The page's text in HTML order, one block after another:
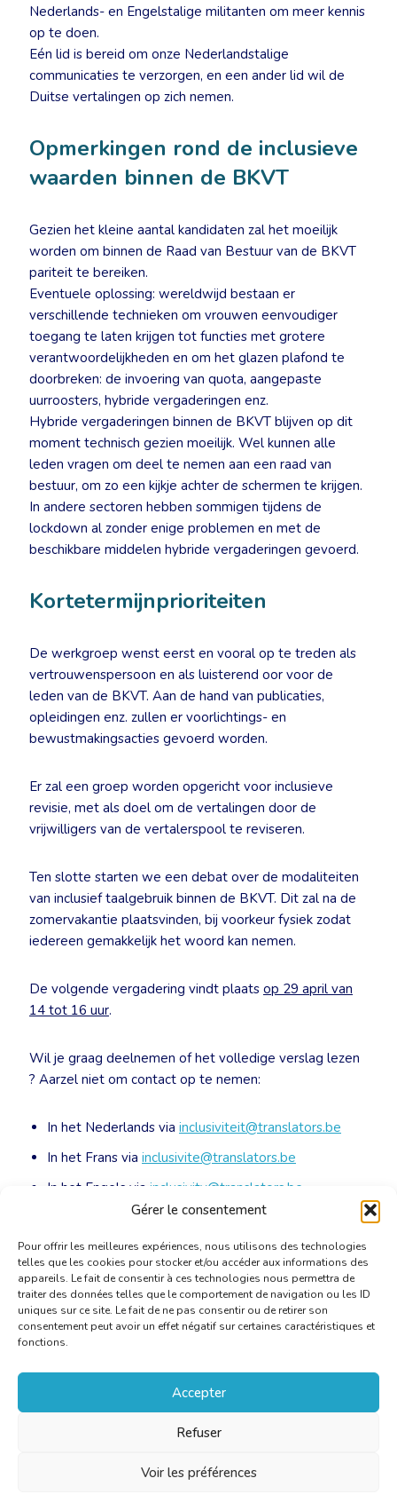
Gérer le consentement
Pour offrir les meilleures expériences, nous utilisons des technologies
telles que les cookies pour stocker et/ou accéder aux informations des
appareils. Le fait de consentir à ces technologies nous permettra de
traiter des données telles que le comportement de navigation ou les ID
uniques sur ce site. Le fait de ne pas consentir ou de retirer son
consentement peut avoir un effet négatif sur certaines caractéristiques et
fonctions.
Accepter
Refuser
Voir les préférences
Nederlands- en Engelstalige militanten om meer kennis
op te doen.
Eén lid is bereid om onze Nederlandstalige
communicaties te verzorgen, en een ander lid wil de
Duitse vertalingen op zich nemen.
Opmerkingen rond de inclusieve
waarden binnen de BKVT
Gezien het kleine aantal kandidaten zal het moeilijk
worden om binnen de Raad van Bestuur van de BKVT
pariteit te bereiken.
Eventuele oplossing: wereldwijd bestaan er
verschillende technieken om vrouwen eenvoudiger
toegang te laten krijgen tot functies met grotere
verantwoordelijkheden en om het glazen plafond te
doorbreken: de invoering van quota, aangepaste
uurroosters, hybride vergaderingen enz.
Hybride vergaderingen binnen de BKVT blijven op dit
moment technisch gezien moeilijk. Wel kunnen alle
leden vragen om deel te nemen aan een raad van
bestuur, om zo een kijkje achter de schermen te krijgen.
In andere sectoren hebben sommigen tijdens de
lockdown al zonder enige problemen en met de
beschikbare middelen hybride vergaderingen gevoerd.
Kortetermijnprioriteiten
De werkgroep wenst eerst en vooral op te treden als
vertrouwenspersoon en als luisterend oor voor de
leden van de BKVT. Aan de hand van publicaties,
opleidingen enz. zullen er voorlichtings- en
bewustmakingsacties gevoerd worden.
Er zal een groep worden opgericht voor inclusieve
revisie, met als doel om de vertalingen door de
vrijwilligers van de vertalerspool te reviseren.
Ten slotte starten we een debat over de modaliteiten
van inclusief taalgebruik binnen de BKVT. Dit zal na de
zomervakantie plaatsvinden, bij voorkeur fysiek zodat
iedereen gemakkelijk het woord kan nemen.
De volgende vergadering vindt plaats op 29 april van
14 tot 16 uur.
Wil je graag deelnemen of het volledige verslag lezen
? Aarzel niet om contact op te nemen:
In het Nederlands via inclusiviteit@translators.be
In het Frans via inclusivite@translators.be
In het Engels via inclusivity@translators.be
In het Duits viainklusiv@translators.be